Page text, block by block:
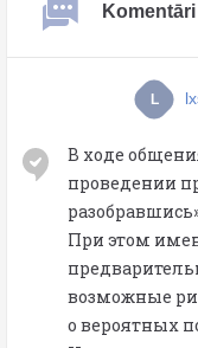
Komentāri
L
В ходе
проведении
При этом
возможные
о вероятных